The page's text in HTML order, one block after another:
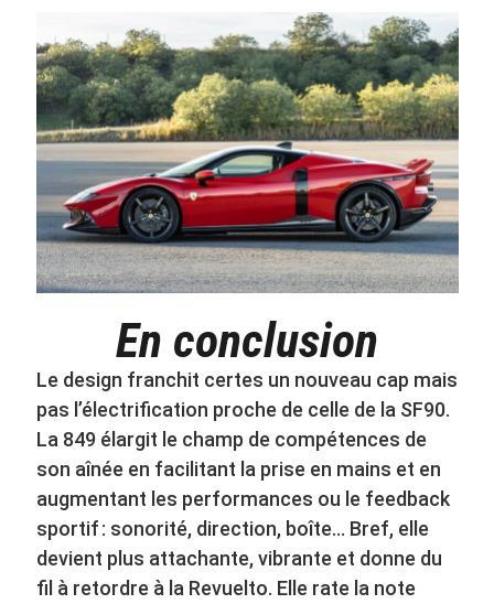
En conclusion
Le design franchit certes un nouveau cap mais
pas l’électrification proche de celle de la SF90.
La 849 élargit le champ de compétences de
son aînée en facilitant la prise en mains et en
augmentant les performances ou le feedback
sportif : sonorité, direction, boîte… Bref, elle
devient plus attachante, vibrante et donne du
fil à retordre à la Revuelto. Elle rate la note